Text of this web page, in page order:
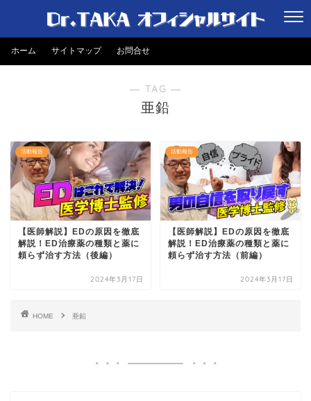
ホーム サイトマップ お問合せ
― TAG ―
亜鉛
活動報告
【医師解説】EDの原因を徹底
解説！ED治療薬の種類と薬に
頼らず治す方法（後編）
2024年3月17日
活動報告
【医師解説】EDの原因を徹底
解説！ED治療薬の種類と薬に
頼らず治す方法（前編）
2024年3月17日
HOME 亜鉛